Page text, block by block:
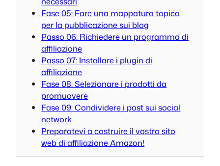
Fase 05: Fare una mappatura topica
per la pubblicazione sui blog
Passo 06: Richiedere un programma di
affiliazione
Passo 07: Installare i plugin di
affiliazione
Fase 08: Selezionare i prodotti da
promuovere
Fase 09: Condividere i post sui social
network
Preparatevi a costruire il vostro sito
web di affiliazione Amazon!